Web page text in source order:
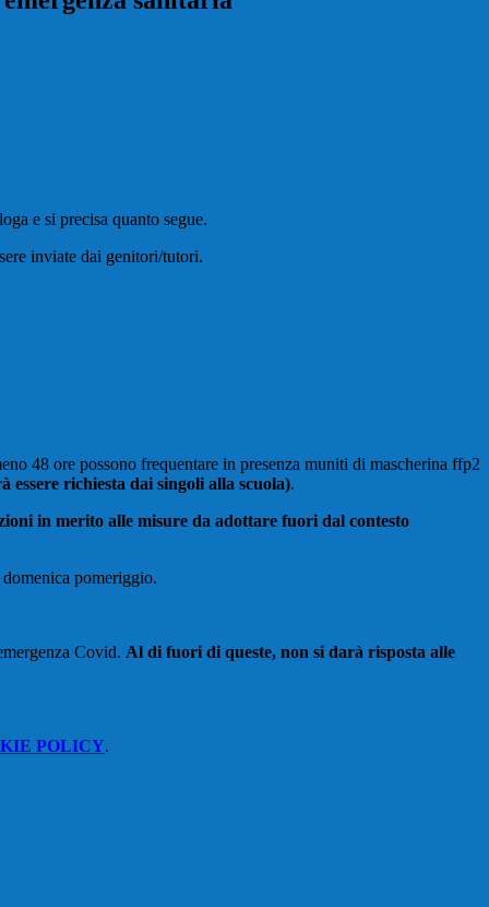
e si precisa quanto segue.
inviate dai genitori/tutori.
48 ore possono frequentare in presenza muniti di mascherina ffp2
essere richiesta dai singoli alla scuola).
in merito alle misure da adottare fuori dal contesto
pomeriggio.
Covid. Al di fuori di queste, non si darà risposta alle
POLICY.